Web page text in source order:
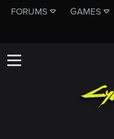
FORUMS GAMES